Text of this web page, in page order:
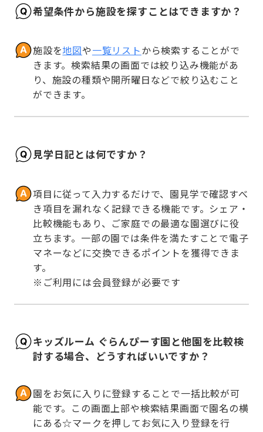
希望条件から施設を探すことはできますか？
施設を地図や一覧リストから検索することがで
きます。検索結果の画面では絞り込み機能があ
り、施設の種類や開所曜日などで絞り込むこと
ができます。
見学日記とは何ですか？
項目に従って入力するだけで、園見学で確認すべ
き項目を漏れなく記録できる機能です。シェア・
比較機能もあり、ご家庭での最適な園選びに役
立ちます。一部の園では条件を満たすことで電子
マネーなどに交換できるポイントを獲得できま
す。
※ご利用には会員登録が必要です
キッズルーム ぐらんぴーす園と他園を比較検
討する場合、どうすればいいですか？
園をお気に入りに登録することで一括比較が可
能です。この画面上部や検索結果画面で園名の横
にある☆マークを押してお気に入り登録を行